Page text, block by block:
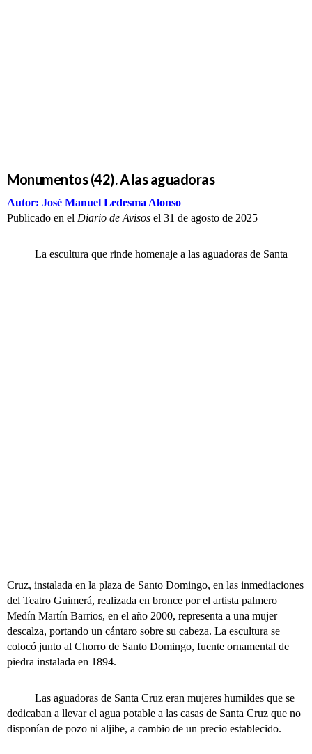
Monumentos (42). A las aguadoras
Autor: José Manuel Ledesma Alonso
Publicado en el Diario de Avisos el 31 de agosto de 2025
La escultura que rinde homenaje a las aguadoras de Santa
Cruz, instalada en la plaza de Santo Domingo, en las inmediaciones
del Teatro Guimerá, realizada en bronce por el artista palmero
Medín Martín Barrios, en el año 2000, representa a una mujer
descalza, portando un cántaro sobre su cabeza. La escultura se
colocó junto al Chorro de Santo Domingo, fuente ornamental de
piedra instalada en 1894.
Las aguadoras de Santa Cruz eran mujeres humildes que se
dedicaban a llevar el agua potable a las casas de Santa Cruz que no
disponían de pozo ni aljibe, a cambio de un precio establecido.